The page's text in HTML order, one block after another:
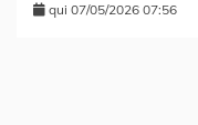
qui 07/05/2026 07:56